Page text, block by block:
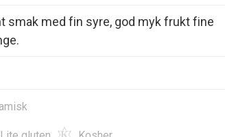
smak med fin syre, god myk frukt fine